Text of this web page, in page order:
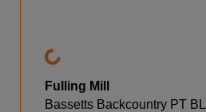
Fulling Mill
Bassetts Backcountry PT BL